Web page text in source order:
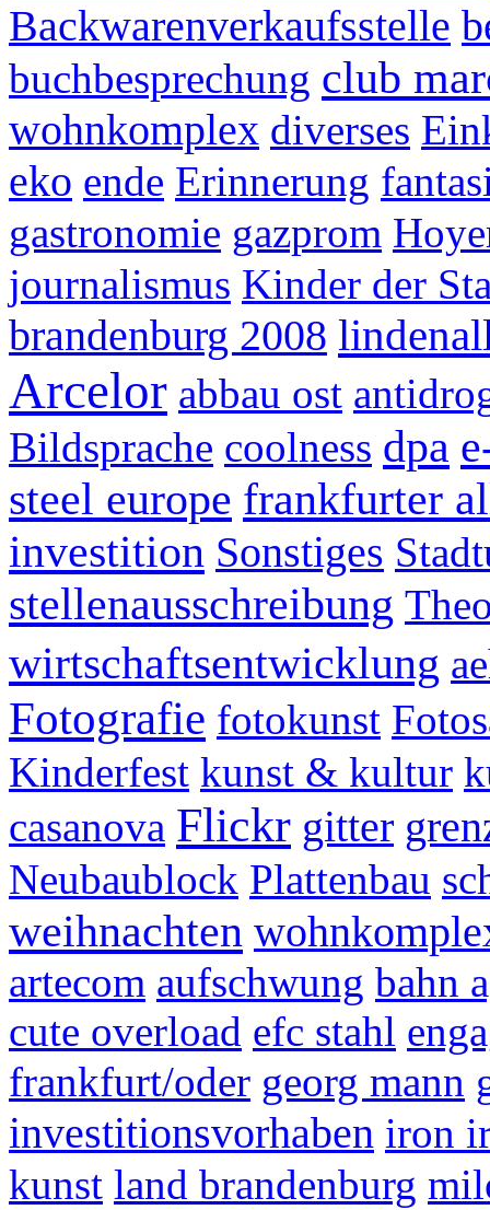
Backwarenverkaufsstelle
buchbesprechung club
wohnkomplex diverses
eko ende Erinnerung
gastronomie gazprom
journalismus Kinder der
brandenburg 2008
Arcelor abbau ost
Bildsprache coolness dpa
steel europe frankfurter
investition Sonstiges
stellenausschreibung
wirtschaftsentwicklung
Fotografie fotokunst
Kinderfest kunst & kultur
casanova Flickr gitter
Neubaublock Plattenbau
weihnachten
artecom aufschwung bahn
cute overload efc stahl
frankfurt/oder georg mann
investitionsvorhaben iron
kunst land brandenburg